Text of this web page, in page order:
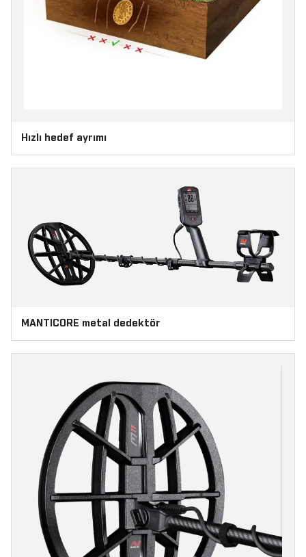
Hızlı hedef ayrımı
MANTICORE metal dedektör